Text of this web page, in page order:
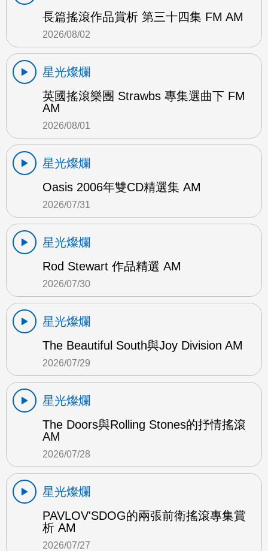
長篇搖滾作品賞析 第三十四集 FM AM
2026/08/02
星光燦爛
英國搖滾樂團 Strawbs 專集選曲下 FM
AM
2026/08/01
星光燦爛
Oasis 2006年雙CD精選集 AM
2026/07/31
星光燦爛
Rod Stewart 作品精選 AM
2026/07/30
星光燦爛
The Beautiful South與Joy Division AM
2026/07/29
星光燦爛
The Doors與Rolling Stones的抒情搖滾
AM
2026/07/28
星光燦爛
PAVLOV'SDOG的兩張前衛搖滾專集賞
析 AM
2026/07/27